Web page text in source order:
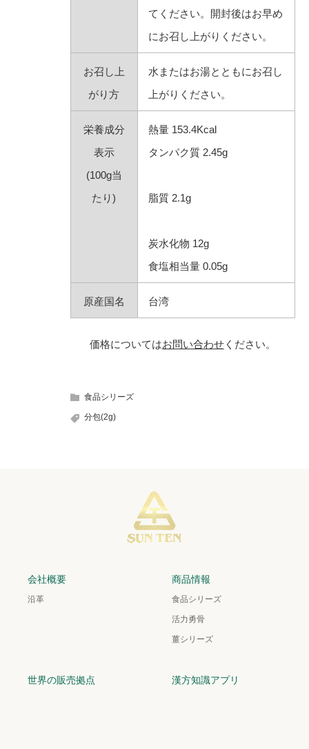
てください。開封後はお早め
にお召し上がりください。
お召し上
がり方
水またはお湯とともにお召し
上がりください。
栄養成分
表示
(100g当
たり)
熱量 153.4Kcal
タンパク質 2.45g
脂質 2.1g
炭水化物 12g
食塩相当量 0.05g
原産国名 台湾
価格についてはお問い合わせください。
食品シリーズ
分包(2g)
会社概要
沿革
商品情報
食品シリーズ
活力勇骨
薑シリーズ
世界の販売拠点 漢方知識アプリ